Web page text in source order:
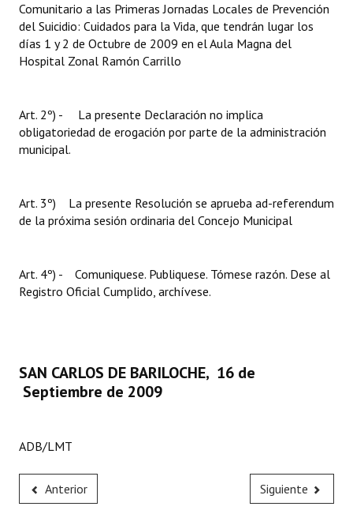
Comunitario a las Primeras Jornadas Locales de Prevención
del Suicidio: Cuidados para la Vida, que tendrán lugar los
días 1 y 2 de Octubre de 2009 en el Aula Magna del
Hospital Zonal Ramón Carrillo
Art. 2º) - La presente Declaración no implica
obligatoriedad de erogación por parte de la administración
municipal.
Art. 3º)  La presente Resolución se aprueba ad-referendum
de la próxima sesión ordinaria del Concejo Municipal
Art. 4º) - Comuniquese. Publiquese. Tómese razón. Dese al
Registro Oficial Cumplido, archívese.
SAN CARLOS DE BARILOCHE, 16 de
Septiembre de 2009
ADB/LMT
Anterior Siguiente